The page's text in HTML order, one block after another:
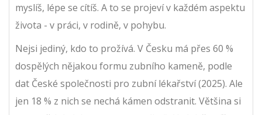
myslíš, lépe se cítíš. A to se projeví v každém aspektu
života - v práci, v rodině, v pohybu.
Nejsi jediný, kdo to prožívá. V Česku má přes 60 %
dospělých nějakou formu zubního kameně, podle
dat České společnosti pro zubní lékařství (2025). Ale
jen 18 % z nich se nechá kámen odstranit. Většina si